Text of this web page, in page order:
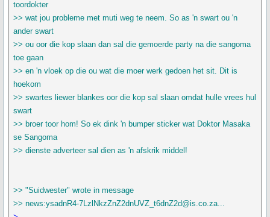
toordokter
>> wat jou probleme met muti weg te neem. So as 'n swart ou 'n
ander swart
>> ou oor die kop slaan dan sal die gemoerde party na die sangoma
toe gaan
>> en 'n vloek op die ou wat die moer werk gedoen het sit. Dit is
hoekom
>> swartes liewer blankes oor die kop sal slaan omdat hulle vrees hul
swart
>> broer toor hom! So ek dink 'n bumper sticker wat Doktor Masaka
se Sangoma
>> dienste adverteer sal dien as 'n afskrik middel!
>> "Suidwester" wrote in message
>> news:ysadnR4-7LzlNkzZnZ2dnUVZ_t6dnZ2d@is.co.za...